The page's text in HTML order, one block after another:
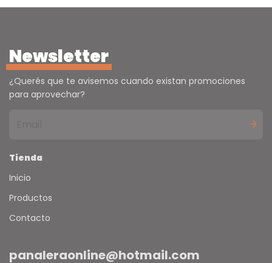
Newsletter
¿Querés que te avisemos cuando existan promociones
para aprovechar?
Tienda
Inicio
Productos
Contacto
panaleraonline@hotmail.com